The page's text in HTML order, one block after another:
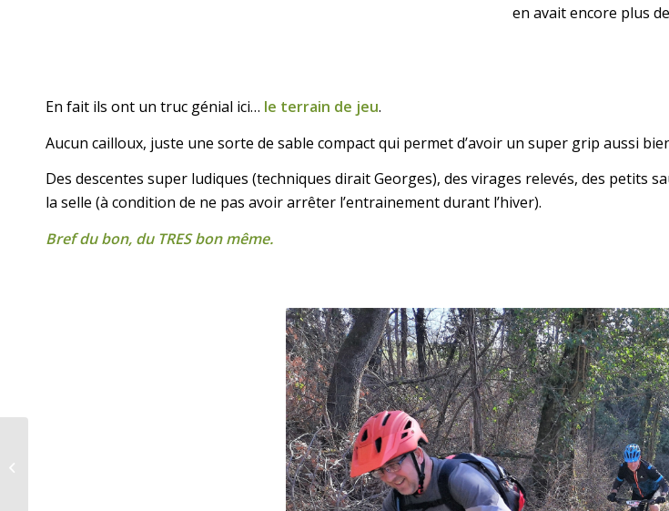
en avait encore plus
En fait ils ont un truc génial ici… le terrain de jeu.
Aucun cailloux, juste une sorte de sable compact qui permet d’avoir un super grip aussi
Des descentes super ludiques (techniques dirait Georges), des virages relevés, des
la selle (à condition de ne pas avoir arrêter l’entrainement durant l’hiver).
Bref du bon, du TRES bon même.